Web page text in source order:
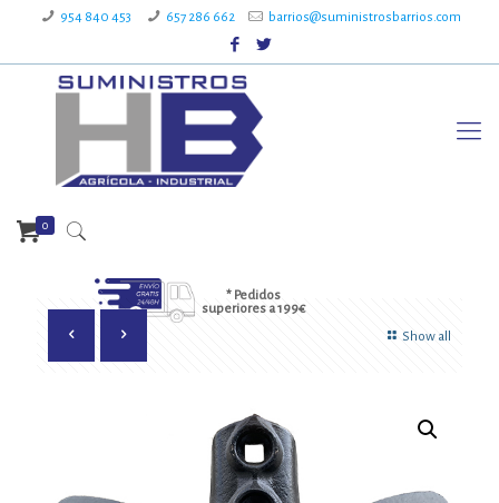
954 840 453 657 286 662 barrios@suministrosbarrios.com
* Pedidos
superiores a 199€
0
Show all